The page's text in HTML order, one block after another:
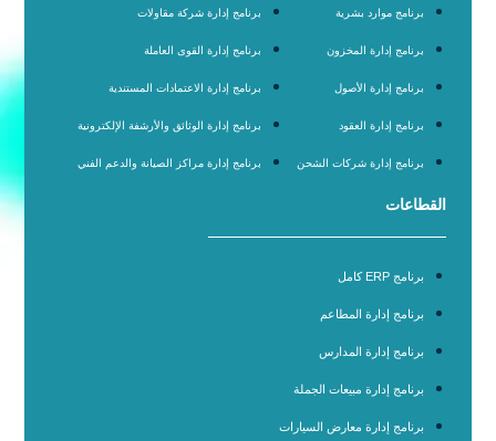
برنامج موارد بشرية
برنامج إدارة المخزون
برنامج إدارة الأصول
برنامج إدارة العقود
برنامج إدارة شركات الشحن
برنامج إدارة شركة مقاولات
برنامج إدارة القوى العاملة
برنامج إدارة الاعتمادات المستندية
برنامج إدارة الوثائق والأرشفة الإلكترونية
برنامج إدارة مراكز الصيانة والدعم الفني
القطاعات
برنامج ERP كامل
برنامج إدارة المطاعم
برنامج إدارة المدارس
برنامج إدارة مبيعات الجملة
برنامج إدارة معارض السيارات